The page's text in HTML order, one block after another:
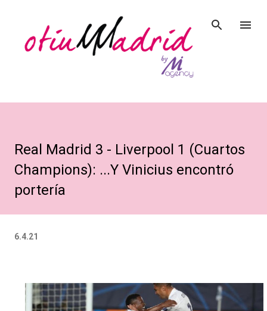
Ir al contenido principal
Real Madrid 3 - Liverpool 1 (Cuartos
Champions): ...Y Vinicius encontró
portería
6.4.21